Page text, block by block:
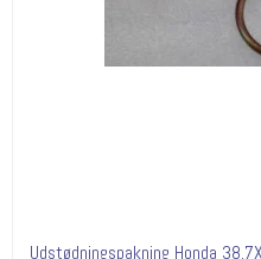
Udstødningspakning Honda